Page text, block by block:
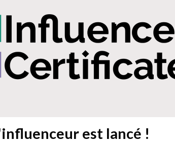
est lancé !